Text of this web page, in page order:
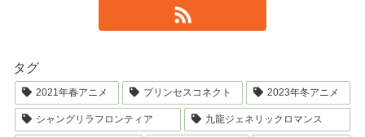
タグ
2021年春アニメ プリンセスコネクト 2023年冬アニメ
シャングリラフロンティア 九龍ジェネリックロマンス